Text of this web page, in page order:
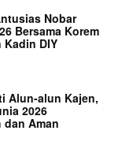
Nobar
Bersama Korem
Kadin DIY
Alun-alun Kajen,
2026
dan Aman